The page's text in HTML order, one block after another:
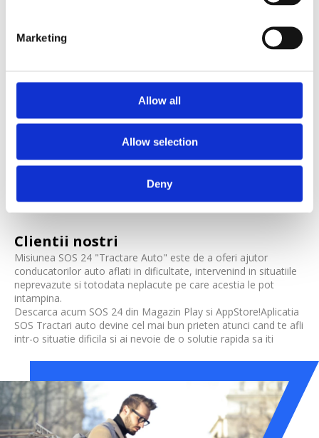
Marketing
Allow all
Allow selection
Deny
Comenzile sunt trimise tuturor platformelor de tractare din zona, iar tu
Descarca si tu aplicatia SOS 24 pentru Tractare din Magazin Play si
AppStore.
Clientii nostri
Misiunea SOS 24 "Tractare Auto" este de a oferi ajutor
conducatorilor auto aflati in dificultate, intervenind in situatiile
neprevazute si totodata neplacute pe care acestia le pot
intampina.
Descarca acum SOS 24 din Magazin Play si AppStore!Aplicatia
SOS Tractari auto devine cel mai bun prieten atunci cand te afli
intr-o situatie dificila si ai nevoie de o solutie rapida sa iti
de un detinator persoana fizica sau juridica - reprezentanta
sau dealer auto, cumparator profesionist, broker in asigurari,
service auto sau dezmembrator, oricine poate utiliza aplicatia
de tractare.